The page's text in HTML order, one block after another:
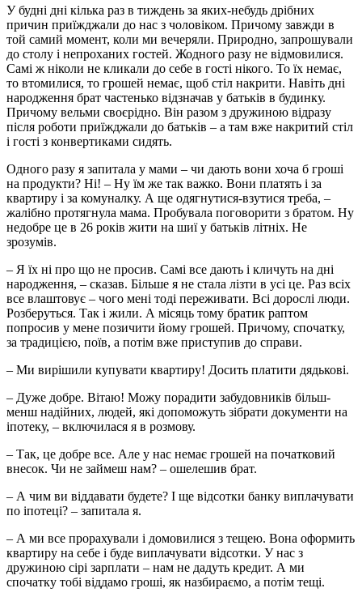
У будні дні кілька раз в тиждень за яких-небудь дрібних
причин приїжджали до нас з чоловіком. Причому завжди в
той самий момент, коли ми вечеряли. Природно, запрошували
до столу і непроханих гостей. Жодного разу не відмовилися.
Самі ж ніколи не кликали до себе в гості нікого. То їх немає,
то втомилися, то грошей немає, щоб стіл накрити. Навіть дні
народження брат частенько відзначав у батьків в будинку.
Причому вельми своєрідно. Він разом з дружиною відразу
після роботи приїжджали до батьків – а там вже накритий стіл
і гості з конвертиками сидять.
Одного разу я запитала у мами – чи дають вони хоча б гроші
на продукти? Ні! – Ну їм же так важко. Вони платять і за
квартиру і за комуналку. А ще одягнутися-взутися треба, –
жалібно протягнула мама. Пробувала поговорити з братом. Ну
недобре це в 26 років жити на шиї у батьків літніх. Не
зрозумів.
– Я їх ні про що не просив. Самі все дають і кличуть на дні
народження, – сказав. Більше я не стала лізти в усі це. Раз всіх
все влаштовує – чого мені тоді переживати. Всі дорослі люди.
Розберуться. Так і жили. А місяць тому братик раптом
попросив у мене позичити йому грошей. Причому, спочатку,
за традицією, поїв, а потім вже приступив до справи.
– Ми вирішили купувати квартиру! Досить платити дядькові.
– Дуже добре. Вітаю! Можу порадити забудовників більш-
менш надійних, людей, які допоможуть зібрати документи на
іпотеку, – включилася я в розмову.
– Так, це добре все. Але у нас немає грошей на початковий
внесок. Чи не займеш нам? – ошелешив брат.
– А чим ви віддавати будете? І ще відсотки банку виплачувати
по іпотеці? – запитала я.
– А ми все прорахували і домовилися з тещею. Вона оформить
квартиру на себе і буде виплачувати відсотки. У нас з
дружиною сірі зарплати – нам не дадуть кредит. А ми
спочатку тобі віддамо гроші, як назбираємо, а потім тещі.